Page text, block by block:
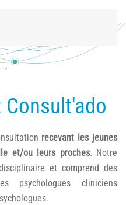
recevant les jeunes
et/ou leurs proches. Notre
et comprend des
psychologues cliniciens